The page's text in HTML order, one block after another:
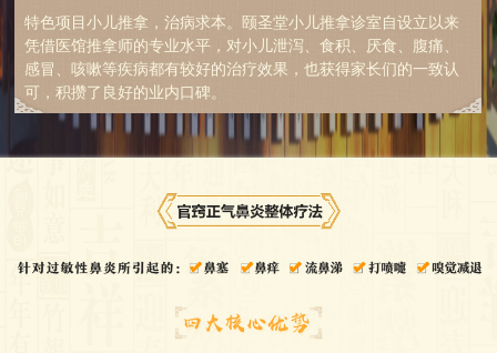
特色项目小儿推拿，治病求本。颐圣堂小儿推拿诊室自设立以来
凭借医馆推拿师的专业水平，对小儿泄泻、食积、厌食、腹痛、
感冒、咳嗽等疾病都有较好的治疗效果，也获得家长们的一致认
可，积攒了良好的业内口碑。